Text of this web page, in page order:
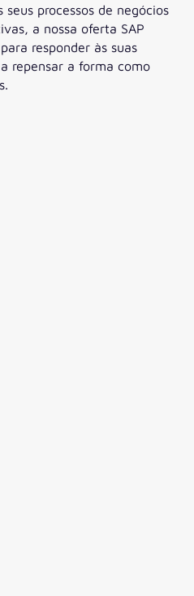
processos de negócios
a nossa oferta SAP
responder às suas
repensar a forma como